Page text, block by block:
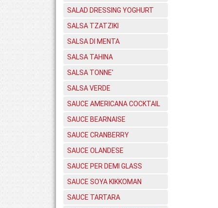
SALAD DRESSING YOGHURT
SALSA TZATZIKI
SALSA DI MENTA
SALSA TAHINA
SALSA TONNE'
SALSA VERDE
SAUCE AMERICANA COCKTAIL
SAUCE BEARNAISE
SAUCE CRANBERRY
SAUCE OLANDESE
SAUCE PER DEMI GLASS
SAUCE SOYA KIKKOMAN
SAUCE TARTARA